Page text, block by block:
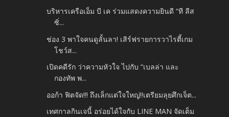
บริหารเครือเอ็ม บี เค ร่วมแสดงความยินดี “ที ลีส
ซิ่...
ช่อง 3 พาใจคนดูลั้นลา! เสิร์ฟรายการวาไรตี้เกม
โชว์ส...
เปิดคดีรัก ว่าความหัวใจ ไปกับ “เบลล่า และ
กองทัพ พ...
ออก้า ฟิตจัด!!! ถึงเล็กแต่ใจใหญ่!!เตรียมลุยศึกเจ็ต...
เทศกาลกินเจนี้ อร่อยได้ใจกับ LINE MAN จัดเต็ม